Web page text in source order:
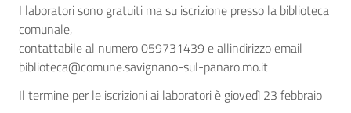
I laboratori sono gratuiti ma su iscrizione presso la biblioteca
comunale,
contattabile al numero 059731439 e allindirizzo email
biblioteca@comune.savignano-sul-panaro.mo.it
Il termine per le iscrizioni ai laboratori è giovedì 23 febbraio